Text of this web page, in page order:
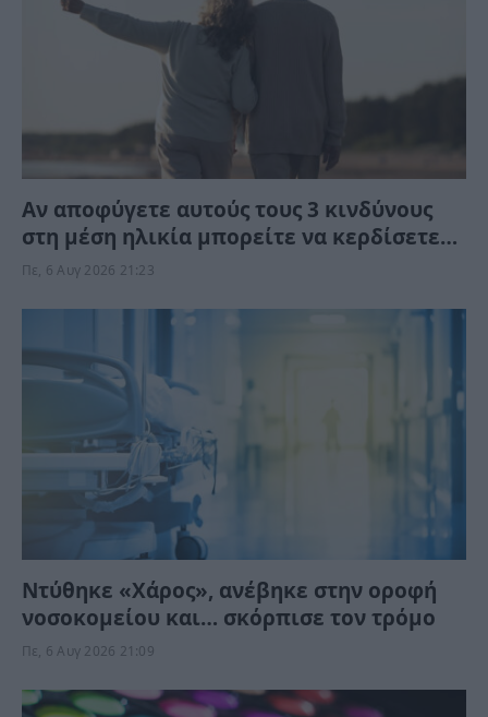
Αν αποφύγετε αυτούς τους 3 κινδύνους
στη μέση ηλικία μπορείτε να κερδίσετε
έως 13 χρόνια ζωής χωρίς άνοια
Πε, 6 Αυγ 2026 21:23
Ντύθηκε «Χάρος», ανέβηκε στην οροφή
νοσοκομείου και… σκόρπισε τον τρόμο
Πε, 6 Αυγ 2026 21:09